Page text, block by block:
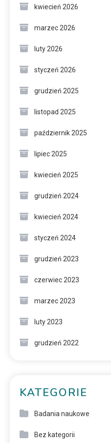
kwiecień 2026
marzec 2026
luty 2026
styczeń 2026
grudzień 2025
listopad 2025
październik 2025
lipiec 2025
kwiecień 2025
grudzień 2024
kwiecień 2024
styczeń 2024
grudzień 2023
czerwiec 2023
marzec 2023
luty 2023
grudzień 2022
KATEGORIE
Badania naukowe
Bez kategorii